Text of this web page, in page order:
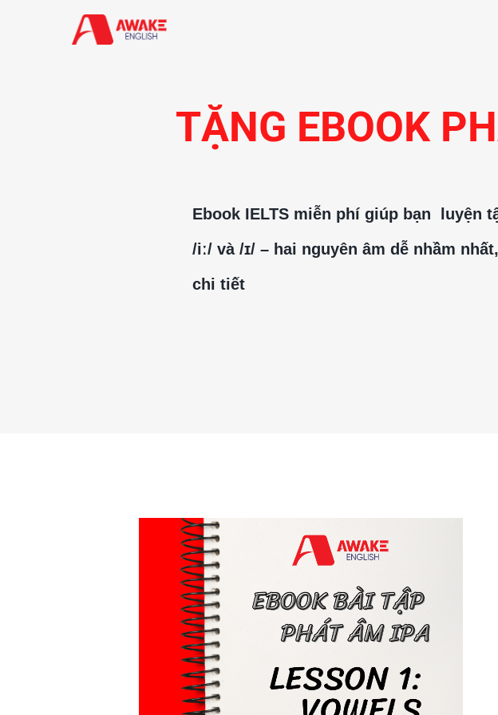
TẶNG EBOOK
Ebook IELTS miễn phí giúp bạn
luyện
/iː/ và /ɪ/ – hai nguyên âm dễ nhầm
chi tiết